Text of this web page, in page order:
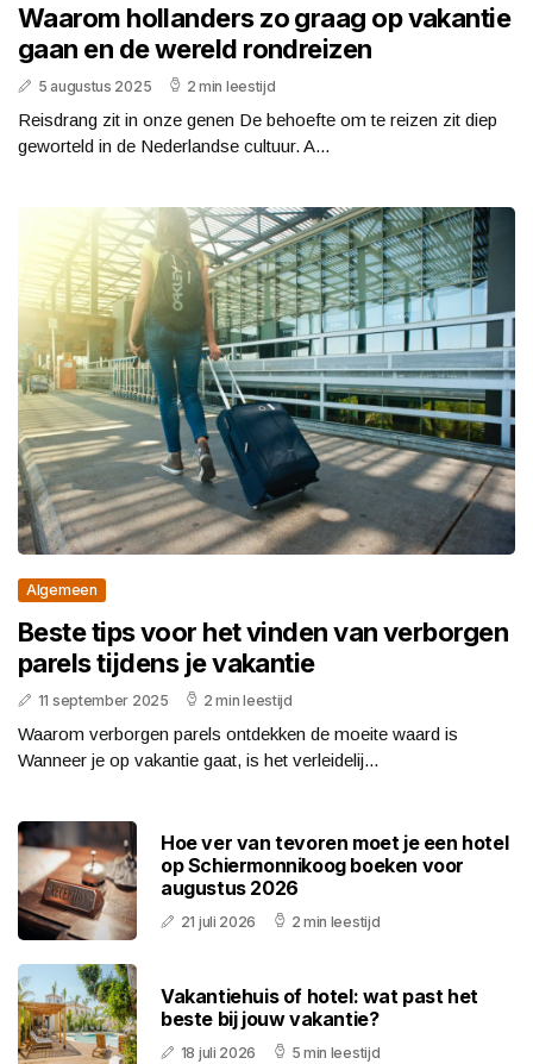
Waarom hollanders zo graag op vakantie
gaan en de wereld rondreizen
5 augustus 2025 2 min leestijd
Reisdrang zit in onze genen De behoefte om te reizen zit diep
geworteld in de Nederlandse cultuur. A...
Algemeen
Beste tips voor het vinden van verborgen
parels tijdens je vakantie
11 september 2025 2 min leestijd
Waarom verborgen parels ontdekken de moeite waard is
Wanneer je op vakantie gaat, is het verleidelij...
Hoe ver van tevoren moet je een hotel
op Schiermonnikoog boeken voor
augustus 2026
21 juli 2026 2 min leestijd
Vakantiehuis of hotel: wat past het
beste bij jouw vakantie?
18 juli 2026 5 min leestijd